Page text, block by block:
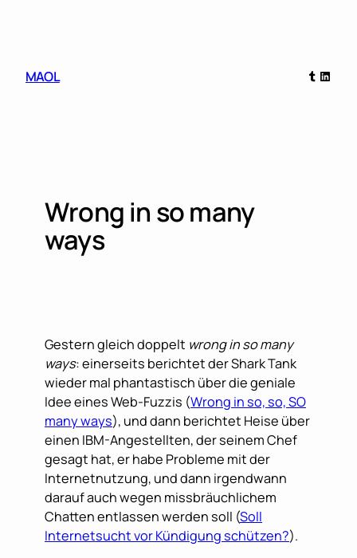
MAOL
Tumblr
Wrong in so many
ways
Gestern gleich doppelt wrong in so many
ways: einerseits berichtet der Shark Tank
wieder mal phantastisch über die geniale
Idee eines Web-Fuzzis (Wrong in so, so, SO
many ways), und dann berichtet Heise über
einen IBM-Angestellten, der seinem Chef
gesagt hat, er habe Probleme mit der
Internetnutzung, und dann irgendwann
darauf auch wegen missbräuchlichem
Chatten entlassen werden soll (Soll
Internetsucht vor Kündigung schützen?).